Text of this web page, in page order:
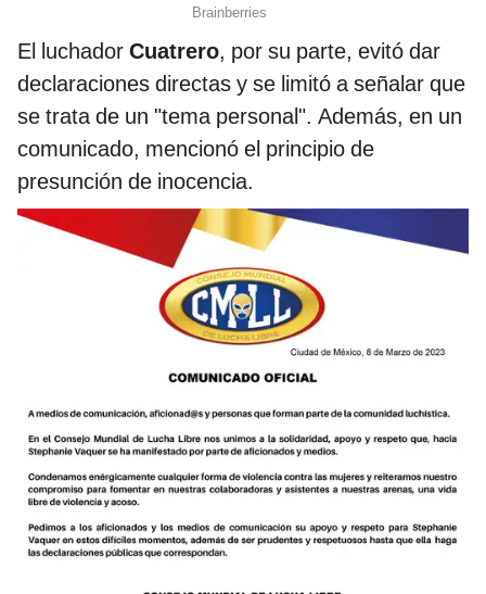
El luchador Cuatrero, por su parte, evitó dar
declaraciones directas y se limitó a señalar que
se trata de un "tema personal". Además, en un
comunicado, mencionó el principio de
presunción de inocencia.